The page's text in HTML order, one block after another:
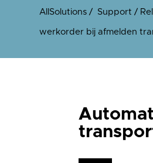
AllSolutions / Support/
werkorder bij afmelden